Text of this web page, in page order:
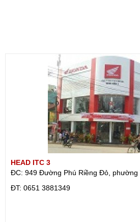
HEAD ITC 3
ĐC: 949 Đường Phú Riềng Đỏ, phường
ÐT: 0651 3881349